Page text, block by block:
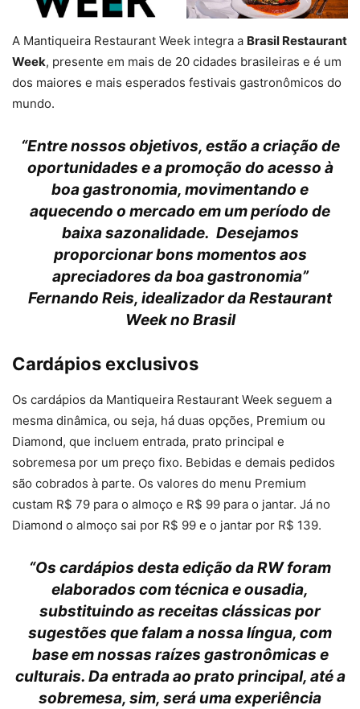
A Mantiqueira Restaurant Week integra a Brasil Restaurant
Week, presente em mais de 20 cidades brasileiras e é um
dos maiores e mais esperados festivais gastronômicos do
mundo.
“Entre nossos objetivos, estão a criação de
oportunidades e a promoção do acesso à
boa gastronomia, movimentando e
aquecendo o mercado em um período de
baixa sazonalidade. Desejamos
proporcionar bons momentos aos
apreciadores da boa gastronomia”
Fernando Reis, idealizador da Restaurant
Week no Brasil
Cardápios exclusivos
Os cardápios da Mantiqueira Restaurant Week seguem a
mesma dinâmica, ou seja, há duas opções, Premium ou
Diamond, que incluem entrada, prato principal e
sobremesa por um preço fixo. Bebidas e demais pedidos
são cobrados à parte. Os valores do menu Premium
custam R$ 79 para o almoço e R$ 99 para o jantar. Já no
Diamond o almoço sai por R$ 99 e o jantar por R$ 139.
“Os cardápios desta edição da RW foram
elaborados com técnica e ousadia,
substituindo as receitas clássicas por
sugestões que falam a nossa língua, com
base em nossas raízes gastronômicas e
culturais. Da entrada ao prato principal, até a
sobremesa, sim, será uma experiência